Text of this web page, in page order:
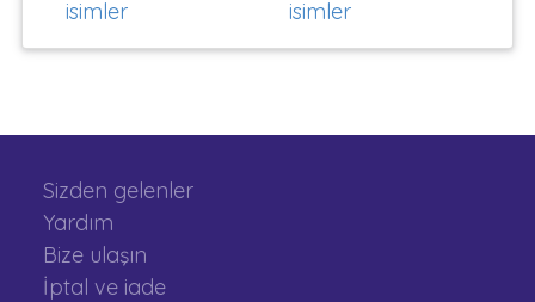
isimler
isimler
Sizden gelenler
Yardım
Bize ulaşın
İptal ve iade